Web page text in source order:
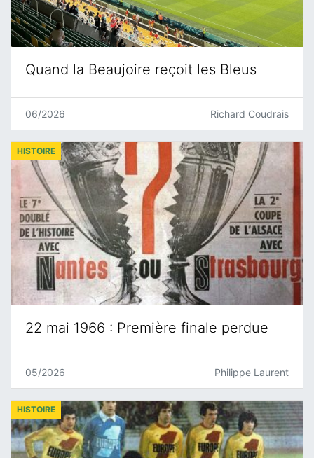
Quand la Beaujoire reçoit les Bleus
06/2026 Richard Coudrais
22 mai 1966 : Première finale perdue
HISTOIRE
05/2026 Philippe Laurent
HISTOIRE